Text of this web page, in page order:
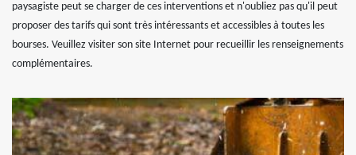
paysagiste peut se charger de ces interventions et n'oubliez pas qu'il peut
proposer des tarifs qui sont très intéressants et accessibles à toutes les
bourses. Veuillez visiter son site Internet pour recueillir les renseignements
complémentaires.